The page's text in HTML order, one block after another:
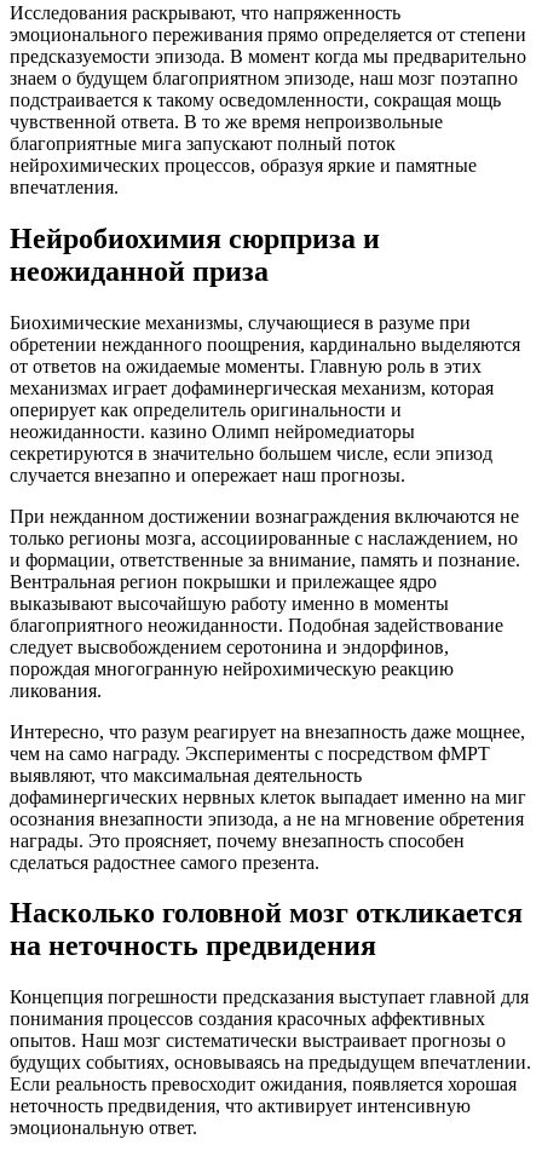
Исследования раскрывают, что напряженность
эмоционального переживания прямо определяется от степени
предсказуемости эпизода. В момент когда мы предварительно
знаем о будущем благоприятном эпизоде, наш мозг поэтапно
подстраивается к такому осведомленности, сокращая мощь
чувственной ответа. В то же время непроизвольные
благоприятные мига запускают полный поток
нейрохимических процессов, образуя яркие и памятные
впечатления.
Нейробиохимия сюрприза и
неожиданной приза
Биохимические механизмы, случающиеся в разуме при
обретении нежданного поощрения, кардинально выделяются
от ответов на ожидаемые моменты. Главную роль в этих
механизмах играет дофаминергическая механизм, которая
оперирует как определитель оригинальности и
неожиданности. казино Олимп нейромедиаторы
секретируются в значительно большем числе, если эпизод
случается внезапно и опережает наш прогнозы.
При нежданном достижении вознаграждения включаются не
только регионы мозга, ассоциированные с наслаждением, но
и формации, ответственные за внимание, память и познание.
Вентральная регион покрышки и прилежащее ядро
выказывают высочайшую работу именно в моменты
благоприятного неожиданности. Подобная задействование
следует высвобождением серотонина и эндорфинов,
порождая многогранную нейрохимическую реакцию
ликования.
Интересно, что разум реагирует на внезапность даже мощнее,
чем на само награду. Эксперименты с посредством фМРТ
выявляют, что максимальная деятельность
дофаминергических нервных клеток выпадает именно на миг
осознания внезапности эпизода, а не на мгновение обретения
награды. Это проясняет, почему внезапность способен
сделаться радостнее самого презента.
Насколько головной мозг откликается
на неточность предвидения
Концепция погрешности предсказания выступает главной для
понимания процессов создания красочных аффективных
опытов. Наш мозг систематически выстраивает прогнозы о
будущих событиях, основываясь на предыдущем впечатлении.
Если реальность превосходит ожидания, появляется хорошая
неточность предвидения, что активирует интенсивную
эмоциональную ответ.